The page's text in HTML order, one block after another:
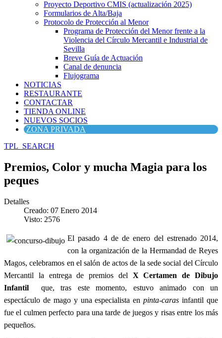
Proyecto Deportivo CMIS (actualización 2025)
Formularios de Alta/Baja
Protocolo de Protección al Menor
Programa de Protección del Menor frente a la
Violencia del Círculo Mercantil e Industrial de
Sevilla
Breve Guía de Actuación
Canal de denuncia
Flujograma
NOTICIAS
RESTAURANTE
CONTACTAR
TIENDA ONLINE
NUEVOS SOCIOS
ZONA PRIVADA
TPL_SEARCH
Premios, Color y mucha Magia para los
peques
Detalles
Creado: 07 Enero 2014
Visto: 2576
El pasado 4 de de enero del estrenado 2014,
con la organización de la Hermandad de Reyes
Magos, celebramos en el salón de actos de la sede social del Círculo
Mercantil la entrega de premios del X Certamen de Dibujo
Infantil
que, tras este momento, estuvo animado con un
espectáculo de mago y una especialista enpinta-caras infantil que
fue el culmen perfecto para una tarde de juegos y risas entre los más
pequeños.